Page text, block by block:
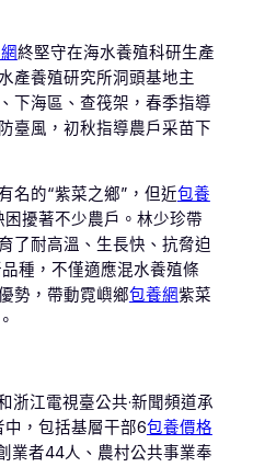
終堅守在海水養殖科研生產
產養殖研究所洞頭基地主
下海區、查筏架，春季指導
臺風，初秋指導農戶采苗下
名的“紫菜之鄉”，但近包養
擾著不少農戶。林少珍帶
了耐高溫、生長快、抗脅迫
種，不僅適應混水養殖條
勢，帶動霓嶼鄉包養網紫菜
浙江電視臺公共·新聞頻道承
中，包括基層干部6包養價格
業者44人、農村公共事業奉